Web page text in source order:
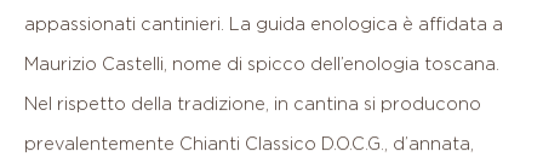
appassionati cantinieri. La guida enologica è affidata a
Maurizio Castelli, nome di spicco dell’enologia toscana.
Nel rispetto della tradizione, in cantina si producono
prevalentemente Chianti Classico D.O.C.G., d’annata,